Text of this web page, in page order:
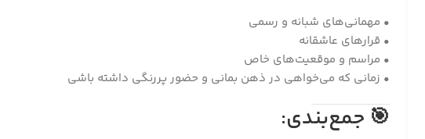
• مهمانی‌های شبانه و رسمی
• قرارهای عاشقانه
• مراسم و موقعیت‌های خاص
• زمانی که می‌خواهی در ذهن بمانی و حضور پررنگی داشته باشی
🎯 جمع‌بندی: